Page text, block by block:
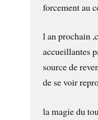
forcement au
l an prochain
accueillantes
source de
de se voir
la magie du